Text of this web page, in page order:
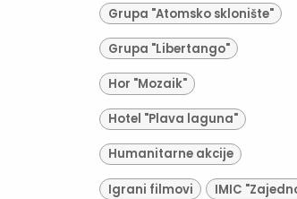
Grupa "Atomsko sklonište"
Grupa "Libertango"
Hor "Mozaik"
Hotel "Plava laguna"
Humanitarne akcije
Igrani filmovi IMIC